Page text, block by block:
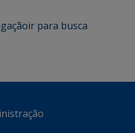
ir para busca